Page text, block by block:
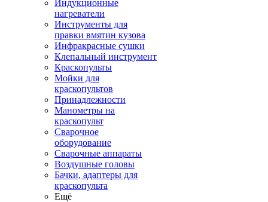
Индукционные
нагреватели
Инструменты для
правки вмятин кузова
Инфракрасные сушки
Клепальный инструмент
Краскопульты
Мойки для
краскопультов
Принадлежности
Манометры на
краскопульт
Сварочное
оборудование
Сварочные аппараты
Воздушные головы
Бачки, адаптеры для
краскопульта
Ещё